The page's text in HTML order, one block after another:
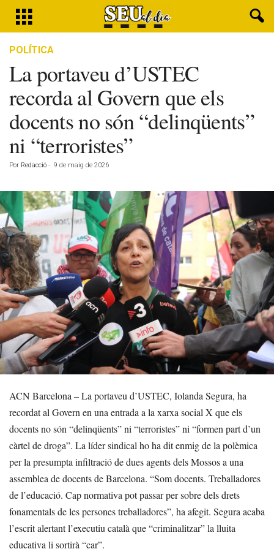
POLÍTICA
La portaveu d’USTEC
recorda al Govern que els
docents no són “delinqüents”
ni “terroristes”
Por Redacció - 9 de maig de 2026
ACN Barcelona – La portaveu d’USTEC, Iolanda Segura, ha
recordat al Govern en una entrada a la xarxa social X que els
docents no són “delinqüents” ni “terroristes” ni “formen part d’un
càrtel de droga”. La líder sindical ho ha dit enmig de la polèmica
per la presumpta infiltració de dues agents dels Mossos a una
assemblea de docents de Barcelona. “Som docents. Treballadores
de l’educació. Cap normativa pot passar per sobre dels drets
fonamentals de les persones treballadores”, ha afegit. Segura acaba
l’escrit alertant l’executiu català que “criminalitzar” la lluita
educativa li sortirà “car”.